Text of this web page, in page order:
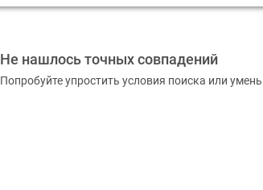
Не нашлось точных совпадений
Попробуйте упростить условия поиска или